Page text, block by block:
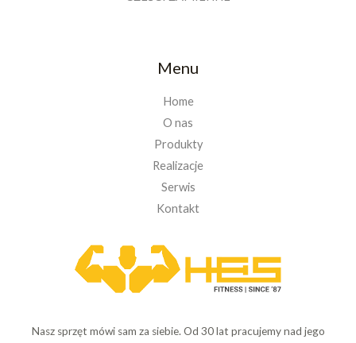
Menu
Home
O nas
Produkty
Realizacje
Serwis
Kontakt
Nasz sprzęt mówi sam za siebie. Od 30 lat pracujemy nad jego